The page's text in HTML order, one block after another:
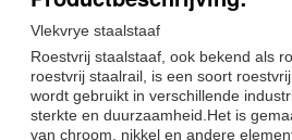
Vlekvrye staalstaaf
Roestvrij staalstaaf, ook bekend als
roestvrij staalrail, is een soort
wordt gebruikt in verschillende
sterkte en duurzaamheid.Het is
van chroom, nikkel en andere